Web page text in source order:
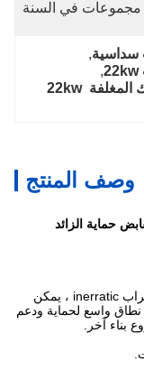
سداسية,
,
آلة شبكة الأسلاك المغلفة 22kw
وصف المنتج
حماية الزائد
1. آلة شبكة التراب هي آلة مهنية لإنتاج شبكة التراب inerratic ، يمكن
واسع لحماية ودعم
بناء آخر.